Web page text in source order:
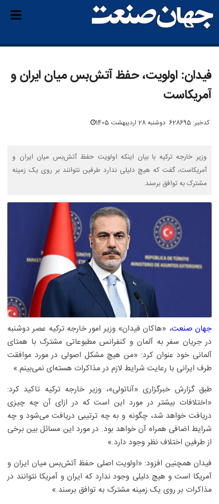
فیدان: اولویت، حفظ آتش‌بس میان ایران و
آمریکاست
کدخبر: 628695 دوشنبه 28 اردیبهشت 1405
وزیر خارجه ترکیه با بیان اینکه اولویت حفظ آتش‌بس میان ایران و
آمریکاست، گفت که هیچ دلیلی ندارد طرفین نتوانند بر روی یک زمینه
مشترک به توافق برسند.
جهان صنعت، «هاکان فیدان» وزیر امور خارجه ترکیه عصر دوشنبه
در جریان سفر به آلمان و کنفرانس مطبوعاتی مشترک با همتای
آلمانی خود عنوان کرد: «من هیچ مشکل اصولی در مورد موافقت
طرف ایرانی با رعایت شرایط لازم در مذاکرات هسته‌ای نمی‌بینم.»
طبق گزارش خبرگزاری «آناتولی»، وزیر خارجه ترکیه تاکید کرد:
«اختلافات بیشتر در مورد این است که در ازای آن چه چیزی
دریافت خواهد شد، چگونه و به چه ترتیبی دریافت می‌شود و چه
شرایط اضافی همراه آن خواهد بود. در مورد این مسائل بین برخی
از طرفین اختلاف نظر وجود دارد.»
فیدان همچنین افزود: «اولویت اصلی حفظ آتش‌بس میان ایران و
آمریکا است و هیچ دلیلی وجود ندارد که ایران و آمریکا نتوانند در
مذاکرات بر روی یک زمینه مشترک به توافق برسند.»